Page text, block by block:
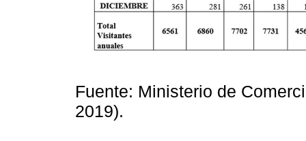
Fuente: Ministerio de
2019).